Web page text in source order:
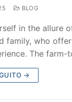
BLOG
in the allure
family, who
The
→